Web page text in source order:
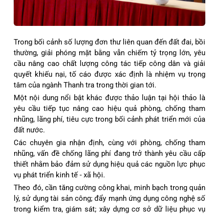
Trong bối cảnh số lượng đơn thư liên quan đến đất đai, bồi
thường, giải phóng mặt bằng vẫn chiếm tỷ trọng lớn, yêu
cầu nâng cao chất lượng công tác tiếp công dân và giải
quyết khiếu nại, tố cáo được xác định là nhiệm vụ trọng
tâm của ngành Thanh tra trong thời gian tới.
Một nội dung nổi bật khác được thảo luận tại hội thảo là
yêu cầu tiếp tục nâng cao hiệu quả phòng, chống tham
nhũng, lãng phí, tiêu cực trong bối cảnh phát triển mới của
đất nước.
Các chuyên gia nhận định, cùng với phòng, chống tham
nhũng, vấn đề chống lãng phí đang trở thành yêu cầu cấp
thiết nhằm bảo đảm sử dụng hiệu quả các nguồn lực phục
vụ phát triển kinh tế - xã hội.
Theo đó, cần tăng cường công khai, minh bạch trong quản
lý, sử dụng tài sản công; đẩy mạnh ứng dụng công nghệ số
trong kiểm tra, giám sát; xây dựng cơ sở dữ liệu phục vụ